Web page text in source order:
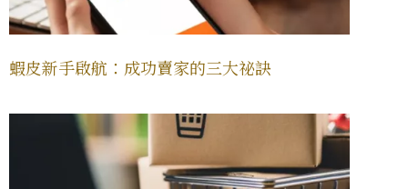
蝦皮新手啟航：成功賣家的三大祕訣